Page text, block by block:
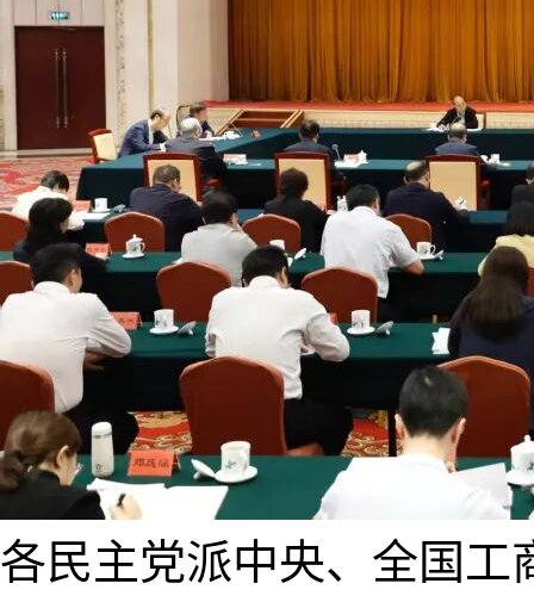
各民主党派中央、全国工